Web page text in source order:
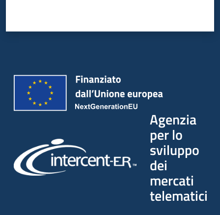
Agenzia
per lo
sviluppo
dei
mercati
telematici